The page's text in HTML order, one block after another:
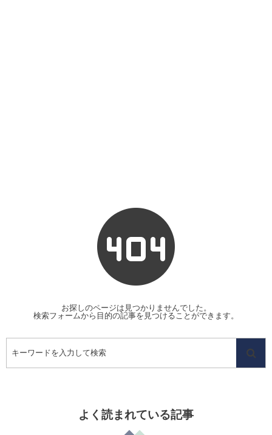
お探しのページは見つかりませんでした。
検索フォームから目的の記事を見つけることができます。
よく読まれている記事